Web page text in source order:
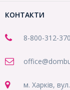
КОНТАКТИ
8-800-312-370
м. Харків,